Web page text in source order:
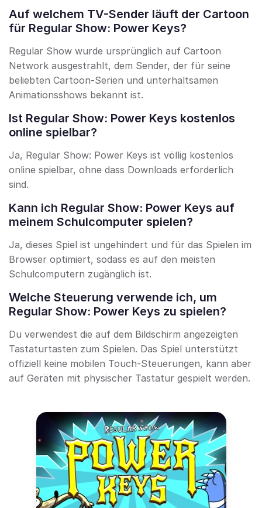
Auf welchem TV-Sender läuft der Cartoon
für Regular Show: Power Keys?
Regular Show wurde ursprünglich auf Cartoon
Network ausgestrahlt, dem Sender, der für seine
beliebten Cartoon-Serien und unterhaltsamen
Animationsshows bekannt ist.
Ist Regular Show: Power Keys kostenlos
online spielbar?
Ja, Regular Show: Power Keys ist völlig kostenlos
online spielbar, ohne dass Downloads erforderlich
sind.
Kann ich Regular Show: Power Keys auf
meinem Schulcomputer spielen?
Ja, dieses Spiel ist ungehindert und für das Spielen im
Browser optimiert, sodass es auf den meisten
Schulcomputern zugänglich ist.
Welche Steuerung verwende ich, um
Regular Show: Power Keys zu spielen?
Du verwendest die auf dem Bildschirm angezeigten
Tastaturtasten zum Spielen. Das Spiel unterstützt
offiziell keine mobilen Touch-Steuerungen, kann aber
auf Geräten mit physischer Tastatur gespielt werden.